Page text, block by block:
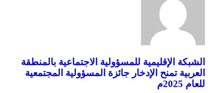
الشبكة الإقليمية للمسؤولية الاجتماعية بالمنطقة
العربية تمنح الإدخار جائزة المسؤولية المجتمعية
للعام 2025م